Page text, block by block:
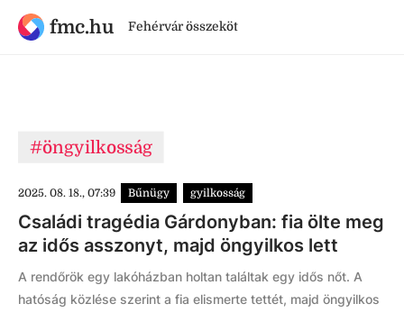
fmc.hu Fehérvár összeköt
#öngyilkosság
2025. 08. 18., 07:39 Bűnügy gyilkosság
Családi tragédia Gárdonyban: fia ölte meg
az idős asszonyt, majd öngyilkos lett
A rendőrök egy lakóházban holtan találtak egy idős nőt. A
hatóság közlése szerint a fia elismerte tettét, majd öngyilkos